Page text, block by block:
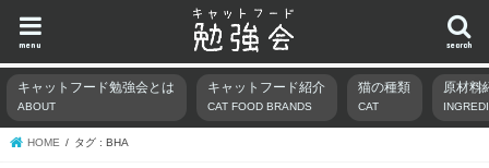
search
menu
キャットフード勉強会とは
ABOUT
キャットフード紹介
CAT FOOD BRANDS
猫の種類
CAT
原材料
HOME タグ : BHA